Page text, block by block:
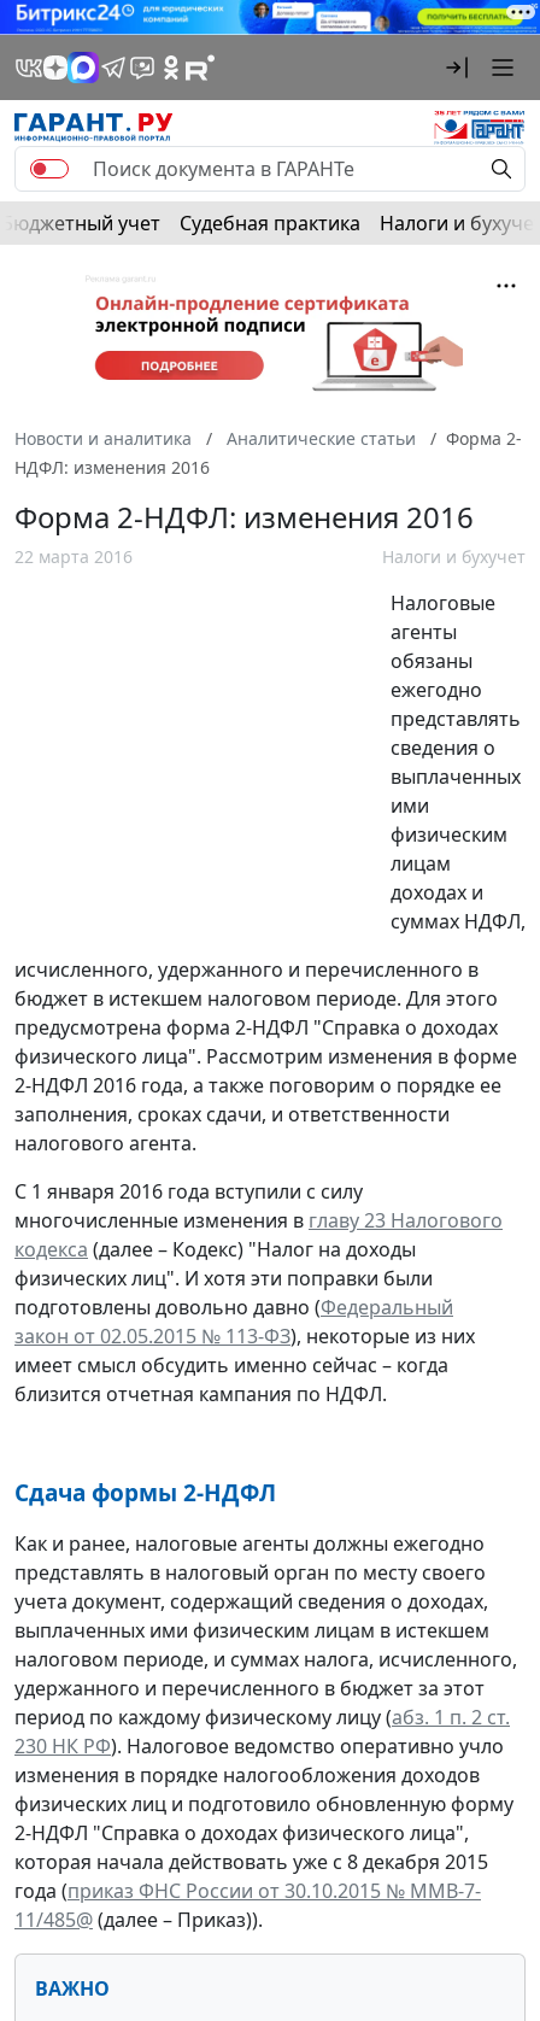
Бюджетный учет Судебная практика Налоги и
Новости и аналитика Аналитические статьи
Форма 2-
НДФЛ: изменения 2016
Форма 2-НДФЛ: изменения 2016
22 марта 2016 Налоги и бухучет
Налоговые
агенты
обязаны
ежегодно
представлять
сведения о
выплаченных
ими
физическим
лицам
доходах и
суммах НДФЛ,
исчисленного, удержанного и перечисленного в
бюджет в истекшем налоговом периоде. Для этого
предусмотрена форма 2-НДФЛ "Справка о доходах
физического лица". Рассмотрим изменения в форме
2-НДФЛ 2016 года, а также поговорим о порядке ее
заполнения, сроках сдачи, и ответственности
налогового агента.
С 1 января 2016 года вступили с силу
многочисленные изменения в главу 23 Налогового
кодекса (далее – Кодекс) "Налог на доходы
физических лиц". И хотя эти поправки были
подготовлены довольно давно (Федеральный
закон от 02.05.2015 № 113-ФЗ), некоторые из них
имеет смысл обсудить именно сейчас – когда
близится отчетная кампания по НДФЛ.
Сдача формы 2-НДФЛ
Как и ранее, налоговые агенты должны ежегодно
представлять в налоговый орган по месту своего
учета документ, содержащий сведения о доходах,
выплаченных ими физическим лицам в истекшем
налоговом периоде, и суммах налога, исчисленного,
удержанного и перечисленного в бюджет за этот
период по каждому физическому лицу (абз. 1 п. 2 ст.
230 НК РФ). Налоговое ведомство оперативно учло
изменения в порядке налогообложения доходов
физических лиц и подготовило обновленную форму
2-НДФЛ "Справка о доходах физического лица",
которая начала действовать уже с 8 декабря 2015
года (приказ ФНС России от 30.10.2015 № ММВ-7-
11/485@(далее – Приказ)).
ВАЖНО